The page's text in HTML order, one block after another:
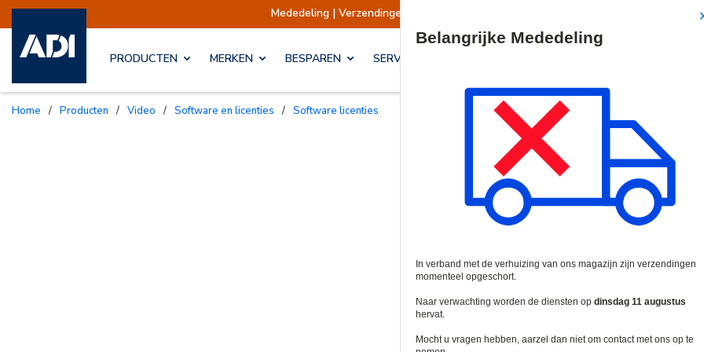
Mededeling | Verzendingen opgeschort Verzendingen worden op
PRODUCTEN MERKEN BESPAREN SERVICES & OPLOSSINGEN
Home / Producten / Video / Software en licenties / Software licenties